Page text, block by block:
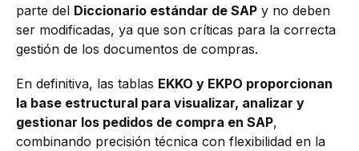
parte del Diccionario estándar de SAP y no deben
ser modificadas, ya que son críticas para la correcta
gestión de los documentos de compras.
En definitiva, las tablas EKKO y EKPO proporcionan
la base estructural para visualizar, analizar y
gestionar los pedidos de compra en SAP,
combinando precisión técnica con flexibilidad en la